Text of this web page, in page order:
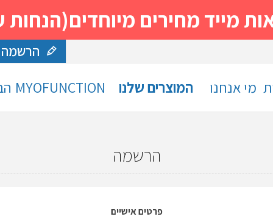
מחירים מיוחדים(הנחות עד 30%)- נסה
הרשמה
מי אנחנו המוצרים שלנו MYOFUNCTION
הרשמה
פרטים אישיים